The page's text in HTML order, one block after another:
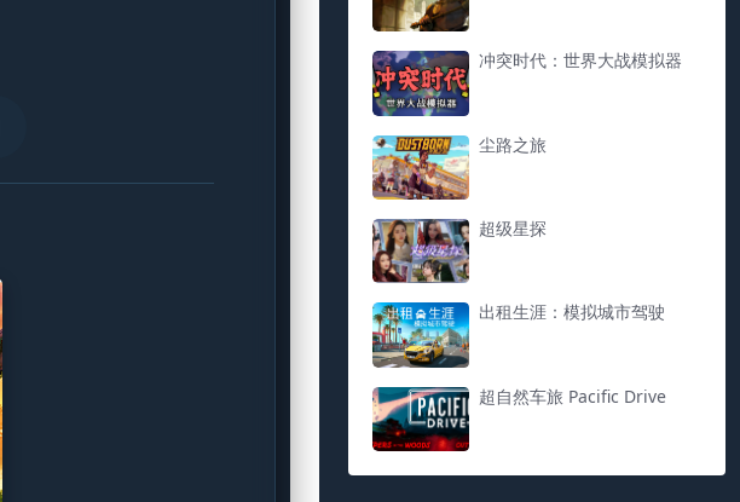
冲突时代：世界大战模拟器
尘路之旅
超级星探
出租生涯：模拟城市驾驶
超自然车旅 Pacific Drive